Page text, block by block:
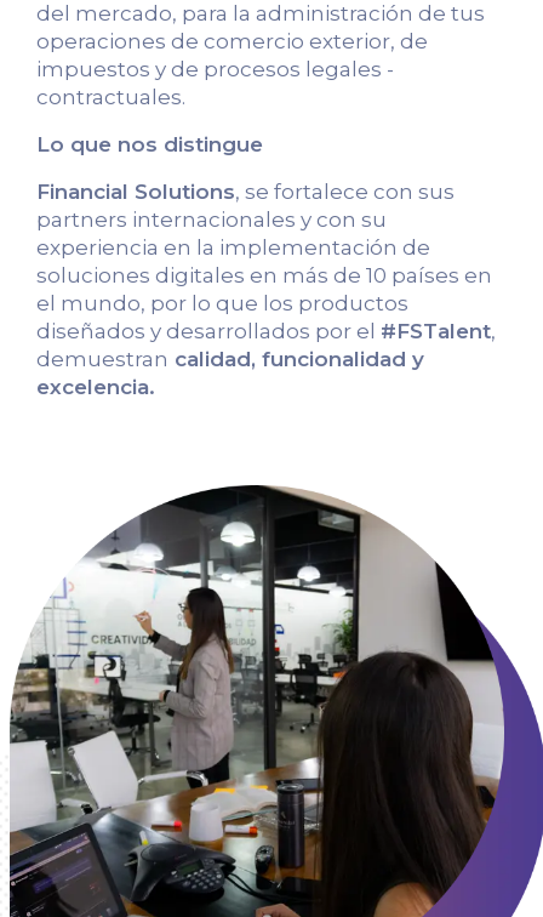
del mercado, para la administración de tus
operaciones de comercio exterior, de
impuestos y de procesos legales -
contractuales.
Lo que nos distingue
Financial Solutions, se fortalece con sus
partners internacionales y con su
experiencia en la implementación de
soluciones digitales en más de 10 países en
el mundo, por lo que los productos
diseñados y desarrollados por el #FSTalent,
demuestran calidad, funcionalidad y
excelencia.